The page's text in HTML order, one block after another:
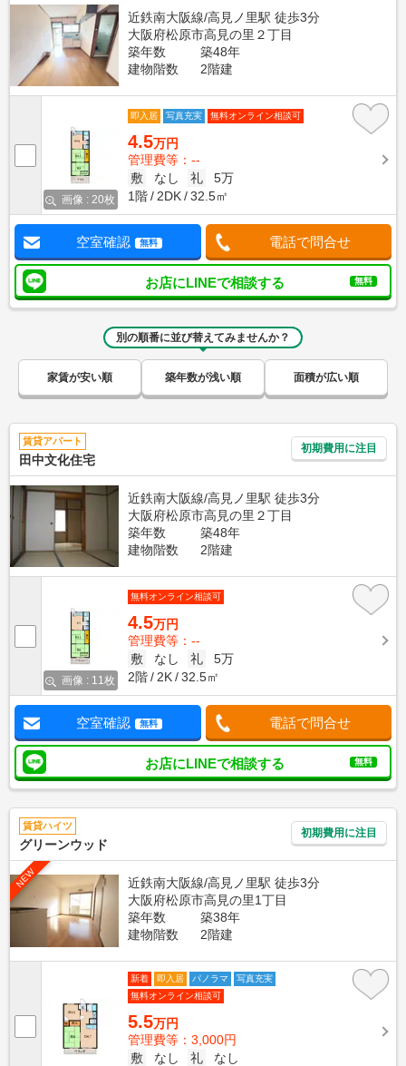
近鉄南大阪線/高見ノ里駅 徒歩3分
大阪府松原市高見の里２丁目
築年数
築48年
建物階数
2階建
画像 : 20枚
即入居 写真充実 無料オンライン相談可
4.5万円
管理費等：--
敷
なし 礼
5万
1階
2DK 32.5㎡
空室確認 無料 電話で問合せ
お店にLINEで相談する 無料
別の順番に並び替えてみませんか？
家賃が安い順 築年数が浅い順 面積が広い順
賃貸アパート
田中文化住宅
初期費用に注目
近鉄南大阪線/高見ノ里駅 徒歩3分
大阪府松原市高見の里２丁目
築年数
築48年
建物階数
2階建
画像 : 11枚
無料オンライン相談可
4.5万円
管理費等：--
敷
なし 礼
5万
2階
2K 32.5㎡
空室確認 無料 電話で問合せ
お店にLINEで相談する 無料
賃貸ハイツ
グリーンウッド
初期費用に注目
NEW
近鉄南大阪線/高見ノ里駅 徒歩3分
大阪府松原市高見の里1丁目
築年数
築38年
建物階数
2階建
新着 即入居 パノラマ
写真充実
無料オンライン相談可
5.5万円
管理費等：3,000円
敷
なし 礼 なし